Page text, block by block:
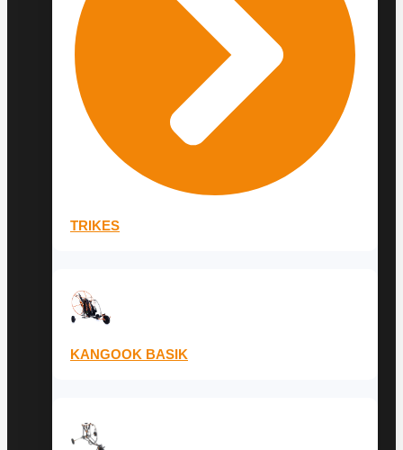
TRIKES
KANGOOK BASIK